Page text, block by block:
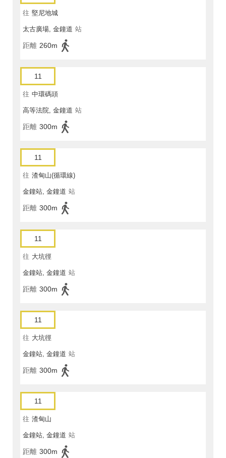
往 堅尼地城
太古廣場, 金鐘道 站
距離 260m
11
往 中環碼頭
高等法院, 金鐘道 站
距離 300m
11
往 渣甸山(循環線)
金鐘站, 金鐘道 站
距離 300m
11
往 大坑徑
金鐘站, 金鐘道 站
距離 300m
11
往 大坑徑
金鐘站, 金鐘道 站
距離 300m
11
往 渣甸山
金鐘站, 金鐘道 站
距離 300m